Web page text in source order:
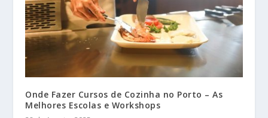
Onde Fazer Cursos de Cozinha no Porto – As
Melhores Escolas e Workshops